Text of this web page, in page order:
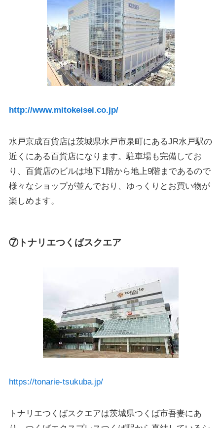
http://www.mitokeisei.co.jp/
水戸京成百貨店は茨城県水戸市泉町にあるJR水戸駅の
近くにある百貨店になります。駐車場も完備してお
り、百貨店のビルは地下1階から地上9階まであるので
様々なショップが並んでおり、ゆっくりとお買い物が
楽しめます。
⑦トナリエつくばスクエア
https://tonarie-tsukuba.jp/
トナリエつくばスクエアは茨城県つくば市吾妻にあ